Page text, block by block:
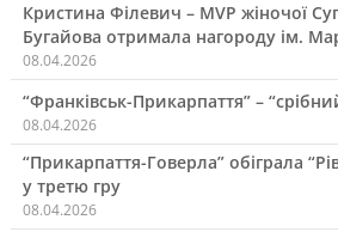
Кристина Філевич – MVP жіночої
Бугайова отримала нагороду ім.
08.04.2026
“Франківськ-Прикарпаття” –
08.04.2026
“Прикарпаття-Говерла” обіграла
у третю гру
08.04.2026